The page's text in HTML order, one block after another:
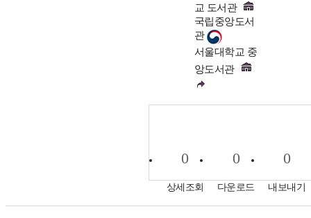
교 도서관
국립중앙도서
관
서울대학교 중
앙도서관
0
상세조회
0
다운로드
0
내보내기